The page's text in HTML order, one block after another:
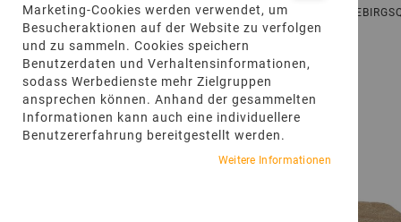
STARTSEITE PRODUKTE POLYGONALPLATTEN
Zum
Ende
der
Bildgalerie
springen
Marketing-Cookies werden verwendet, um
Besucheraktionen auf der Website zu verfolgen
und zu sammeln. Cookies speichern
Benutzerdaten und Verhaltensinformationen,
sodass Werbedienste mehr Zielgruppen
ansprechen können. Anhand der gesammelten
Informationen kann auch eine individuellere
Benutzererfahrung bereitgestellt werden.
Weitere Informationen